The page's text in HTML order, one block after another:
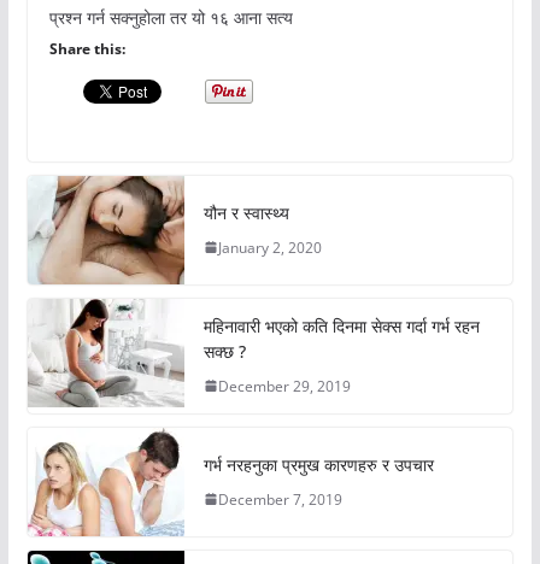
प्रश्न गर्न सक्नुहोला तर यो १६ आना सत्य
Share this:
यौन र स्वास्थ्य
January 2, 2020
महिनावारी भएको कति दिनमा सेक्स गर्दा गर्भ रहन
सक्छ ?
December 29, 2019
गर्भ नरहनुका प्रमुख कारणहरु र उपचार
December 7, 2019